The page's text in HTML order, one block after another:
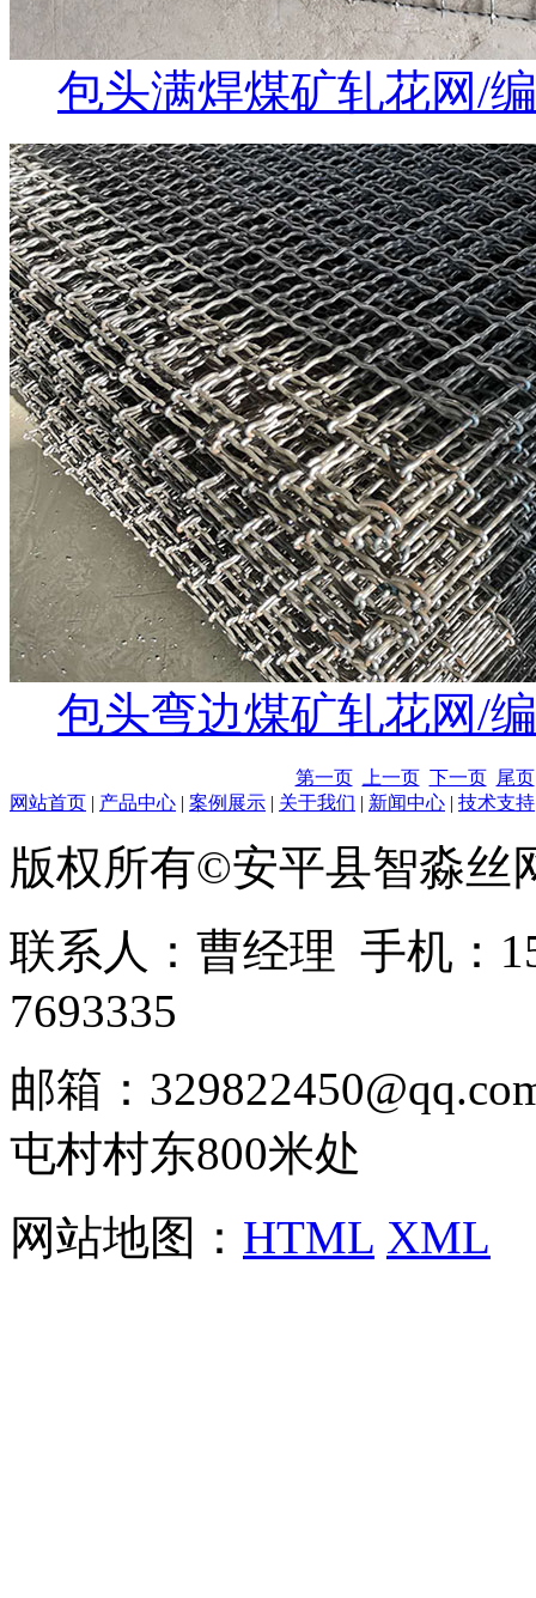
包头满焊煤矿轧花网/
包头弯边煤矿轧花网/
第一页 上一页 下一页 尾页
网站首页 | 产品中心 | 案例展示 | 关于我们 | 新闻中心 | 技术支持
版权所有©安平县智淼丝
联系人：曹经理 手机：
7693335
邮箱：
屯村村东800米处
网站地图： HTML XML